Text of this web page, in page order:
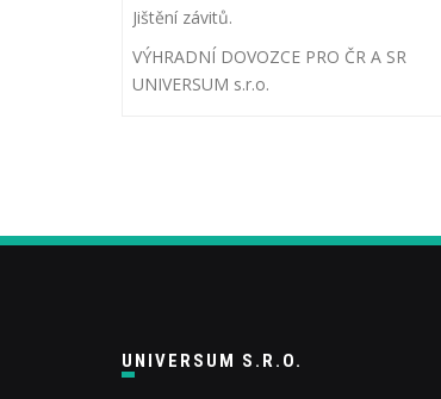
Jištění závitů.
VÝHRADNÍ DOVOZCE PRO ČR A SR
UNIVERSUM s.r.o.
UNIVERSUM S.R.O.